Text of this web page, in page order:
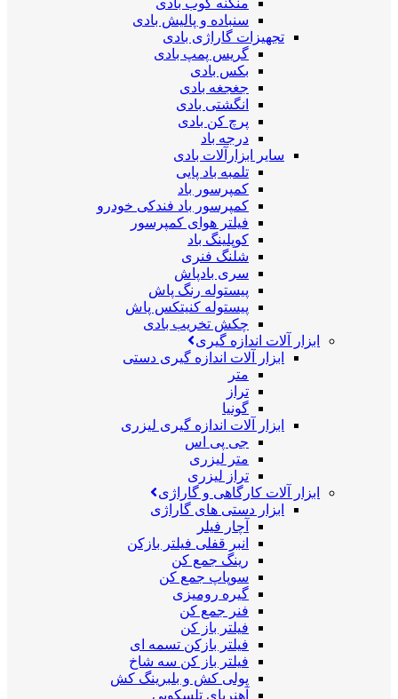
منگنه کوب بادی
سنباده و پالیش بادی
تجهیزات گاراژی بادی
گریس پمپ بادی
بکس بادی
جغجغه بادی
انگشتی بادی
پرچ کن بادی
درجه باد
سایر ابزارآلات بادی
تلمبه باد پایی
کمپرسور باد
کمپرسور باد فندکی خودرو
فیلتر هوای کمپرسور
کوپلینگ باد
شلنگ فنری
سری بادپاش
پیستوله رنگ پاش
پیستوله کنیتکس پاش
چکش تخریب بادی
ابزار آلات اندازه گیری
ابزار آلات اندازه گیری دستی
متر
تراز
گونیا
ابزار آلات اندازه گیری لیزری
جی پی اس
متر لیزری
تراز لیزری
ابزار آلات کارگاهی و گاراژی
ابزار دستی های گاراژی
آچار فیلر
انبر قفلی فیلتر بازکن
رینگ جمع کن
سوپاپ جمع کن
گیره رومیزی
فنر جمع کن
فیلتر باز کن
فیلتر بازکن تسمه ای
فیلتر باز کن سه شاخ
پولی کش و بلبرینگ کش
آهنربای تلسکوپی